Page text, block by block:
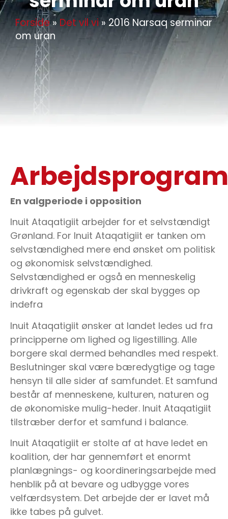
Forside» Det vil vi» 2016 Narsaq serminar
om uran
Arbejdsprogram
En valgperiode i opposition
Inuit Ataqatigiit arbejder for et selvstændigt
Grønland. For Inuit Ataqatigiit er tanken om
selvstændighed mere end ønsket om politisk
og økonomisk selvstændighed.
Selvstændighed er også en menneskelig
drivkraft og egenskab der skal bygges op
indefra
Inuit Ataqatigiit ønsker at landet ledes ud fra
principperne om lighed og ligestilling. Alle
borgere skal dermed behandles med respekt.
Beslutninger skal være bæredygtige og tage
hensyn til alle sider af samfundet. Et samfund
består af menneskene, kulturen, naturen og
de økonomiske mulig-heder. Inuit Ataqatigiit
tilstræber derfor et samfund i balance.
Inuit Ataqatigiit er stolte af at have ledet en
koalition, der har gennemført et enormt
planlægnings- og koordineringsarbejde med
henblik på at bevare og udbygge vores
velfærdsystem. Det arbejde der er lavet må
ikke tabes på gulvet.